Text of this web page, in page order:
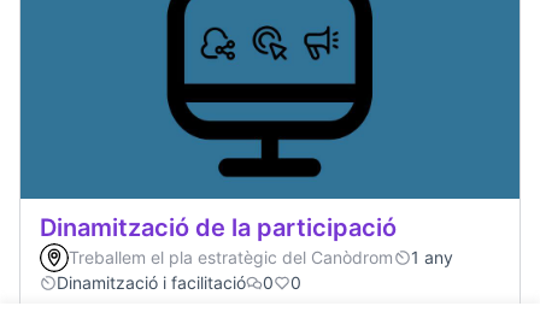
Dinamització de la participació
Treballem el pla estratègic del Canòdrom
1 any
Dinamització i facilitació
0 0